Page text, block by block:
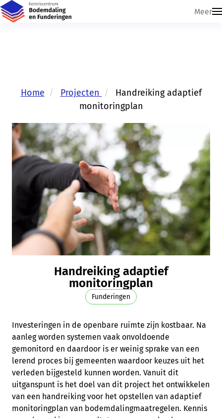
Skip navigatie
Meer
Home Projecten
Handreiking adaptief
monitoringplan
Handreiking adaptief
monitoringplan
Funderingen
Investeringen in de openbare ruimte zijn kostbaar. Na
aanleg worden systemen vaak onvoldoende
gemonitord en daardoor is er weinig sprake van een
lerend proces bij gemeenten waardoor keuzes uit het
verleden bijgesteld kunnen worden. Vanuit dit
uitganspunt is het doel van dit project het ontwikkelen
van een handreiking voor het opstellen van adaptief
monitoringplan van bodemdalingmaatregelen. Kennis